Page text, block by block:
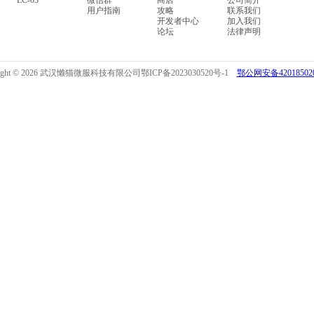
用户指南
攻略
开发者中心
论坛
联系我们
加入我们
法律声明
© 2026 武汉懒猫微服科技有限公司鄂ICP备2023030520号-1 鄂公网安备